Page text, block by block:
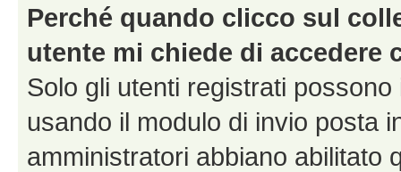
Perché quando clicco sul
utente mi chiede di accedere
Solo gli utenti registrati
usando il modulo di invio posta
amministratori abbiano abilitato